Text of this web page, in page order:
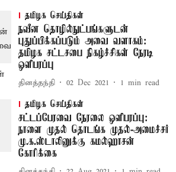
தமிழக செய்திகள்
நவீன தொழில்நுட்பங்களுடன்
புதுப்பிக்கப்படும் அவை வளாகம்:
தமிழக சட்டசபை நிகழ்ச்சிகள் நேரடி
ஒளிபரப்பு
தினத்தந்தி 02 Dec 2021 1 min read
தமிழக செய்திகள்
சட்டப்பேரவை நேரலை ஒளிபரப்பு:
நாளை முதல் தொடங்க முதல்-அமைச்சர்
மு.க.ஸ்டாலினுக்கு கமல்ஹாசன்
கோரிக்கை